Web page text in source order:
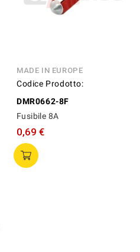
MADE IN EUROPE
Codice Prodotto:
DMR0662-8F
Fusibile 8A
0,69 €